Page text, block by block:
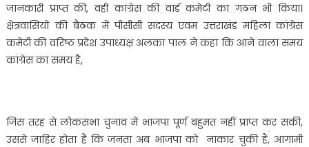
जनता
जरूर
लेगी:
जानकारी प्राप्त की, वही कांग्रेस की वार्ड कमेटी का गठन भी किया।
क्षेत्रवासियों की बैठक में पीसीसी सदस्य एवम उत्तराखंड महिला कांग्रेस
कमेटी की वरिष्ठ प्रदेश उपाध्यक्ष अलका पाल ने कहा कि आने वाला समय
कांग्रेस का समय है,
जिस तरह से लोकसभा चुनाव में भाजपा पूर्ण बहुमत नहीं प्राप्त कर सकी,
उससे जाहिर होता है कि जनता अब भाजपा को नाकार चुकी हैं, आगामी